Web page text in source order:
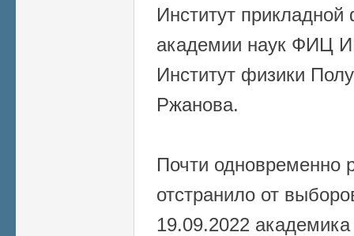
Институт
академии наук ФИЦ
Институт физики
Ржанова.
Почти одновременно
отстранило от
19.09.2022